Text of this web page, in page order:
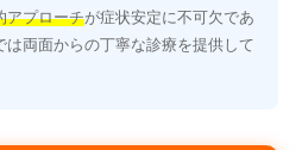
アプローチが症状安定に不可欠であ
は両面からの丁寧な診療を提供して